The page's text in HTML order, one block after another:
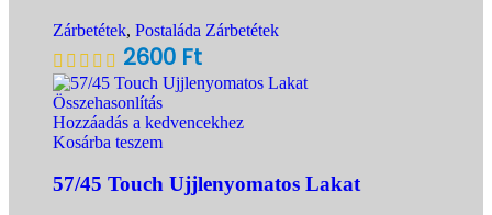
Zárbetétek, Postaláda Zárbetétek
2600 Ft
Összehasonlítás
Hozzáadás a kedvencekhez
Kosárba teszem
57/45 Touch Ujjlenyomatos Lakat